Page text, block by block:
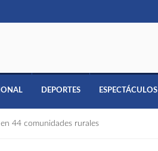
DEPORTES ESPECTÁCULOS
44 comunidades rurales